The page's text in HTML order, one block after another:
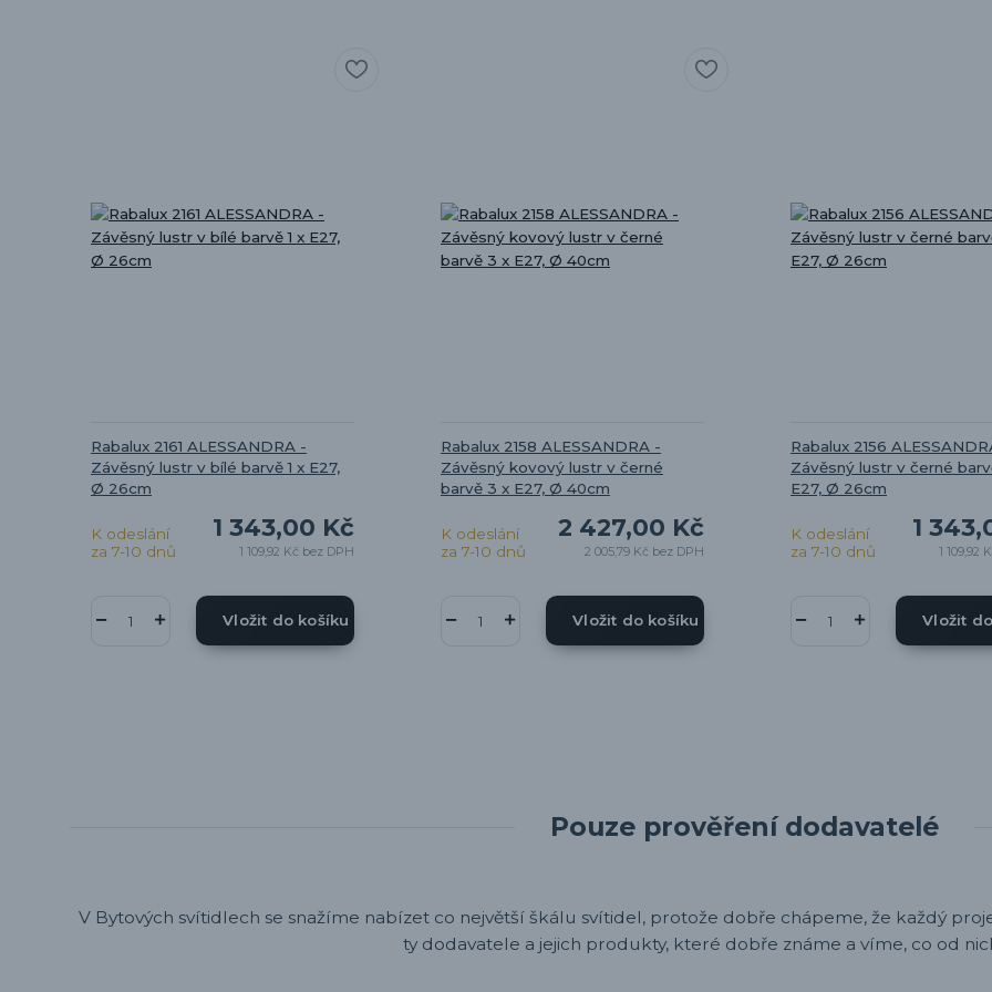
Rabalux 2161 ALESSANDRA -
Závěsný lustr v bílé barvě 1 x E27,
Ø 26cm
1 343,00 Kč
1 109,92 Kč bez DPH
K odeslání
za 7-10 dnů
Vložit do košíku
Rabalux 2158 ALESSANDRA -
Závěsný kovový lustr v černé
barvě 3 x E27, Ø 40cm
2 427,00 Kč
2 005,79 Kč bez DPH
K odeslání
za 7-10 dnů
Vložit do košíku
Rabalux 2156
Závěsný lustr v černé
E27, Ø 26cm
1
1 109,92
K odeslání
za 7-10 dnů
Vložit
Pouze prověření dodavatelé
V Bytových svítidlech se snažíme nabízet co největší škálu svítidel, protože dobře chápeme, že každý
ty dodavatele a jejich produkty, které dobře známe a víme, co od